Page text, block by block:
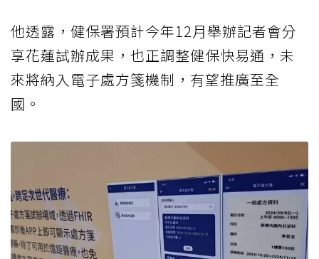
他透露，健保署預計今年12月舉辦記者會分
享花蓮試辦成果，也正調整健保快易通，未
來將納入電子處方箋機制，有望推廣至全
國。